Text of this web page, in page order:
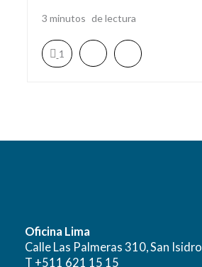
3 minutos
1
Oficina Lima
Calle Las Palmeras 310, San Isidro
T +511 621 15 15